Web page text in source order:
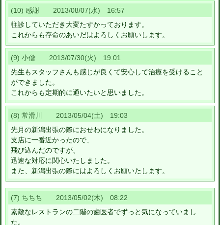
(10) 感謝 2013/08/07(水) 16:57
往診していただき大変たすかっております。
これからも存命のあいだはよろしくお願いします。
(9) 小僧 2013/07/30(火) 19:01
先生もスタッフさんも感じが良くて安心して治療を受けること
ができました。
これからも定期的に通いたいと思いました。
(8) 常滑川 2013/05/04(土) 19:03
先月の新潟出張の際におせわになりました。
支店に一番近かったので、
飛び込んだのですが、
迅速な対応に関心いたしました。
また、新潟出張の際にはよろしくお願いたします。
(7) ちちち 2013/05/02(木) 08:22
素敵なレストランの二階の歯医者でずっと気になっていまし
た。